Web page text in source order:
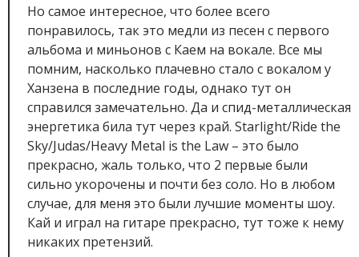
Но самое интересное, что более всего
понравилось, так это медли из песен с первого
альбома и миньонов с Каем на вокале. Все мы
помним, насколько плачевно стало с вокалом у
Ханзена в последние годы, однако тут он
справился замечательно. Да и спид-металлическая
энергетика била тут через край. Starlight/Ride the
Sky/Judas/Heavy Metal is the Law – это было
прекрасно, жаль только, что 2 первые были
сильно укорочены и почти без соло. Но в любом
случае, для меня это были лучшие моменты шоу.
Кай и играл на гитаре прекрасно, тут тоже к нему
никаких претензий.